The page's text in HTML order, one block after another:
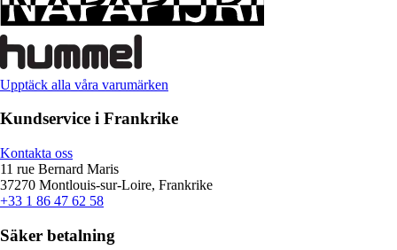
Upptäck alla våra varumärken
Kundservice i Frankrike
Kontakta oss
11 rue Bernard Maris
37270 Montlouis-sur-Loire, Frankrike
+33 1 86 47 62 58
Säker betalning